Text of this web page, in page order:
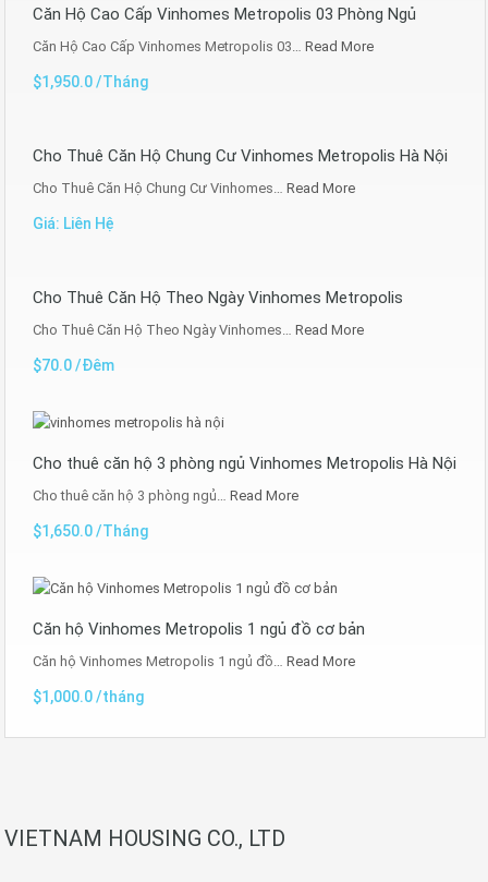
Căn Hộ Cao Cấp Vinhomes Metropolis 03 Phòng Ngủ
Căn Hộ Cao Cấp Vinhomes Metropolis 03… Read More
$1,950.0 /Tháng
Cho Thuê Căn Hộ Chung Cư Vinhomes Metropolis Hà Nội
Cho Thuê Căn Hộ Chung Cư Vinhomes… Read More
Giá: Liên Hệ
Cho Thuê Căn Hộ Theo Ngày Vinhomes Metropolis
Cho Thuê Căn Hộ Theo Ngày Vinhomes… Read More
$70.0 /Đêm
Cho thuê căn hộ 3 phòng ngủ Vinhomes Metropolis Hà Nội
Cho thuê căn hộ 3 phòng ngủ… Read More
$1,650.0 /Tháng
Căn hộ Vinhomes Metropolis 1 ngủ đồ cơ bản
Căn hộ Vinhomes Metropolis 1 ngủ đồ… Read More
$1,000.0 /tháng
VIETNAM HOUSING CO., LTD